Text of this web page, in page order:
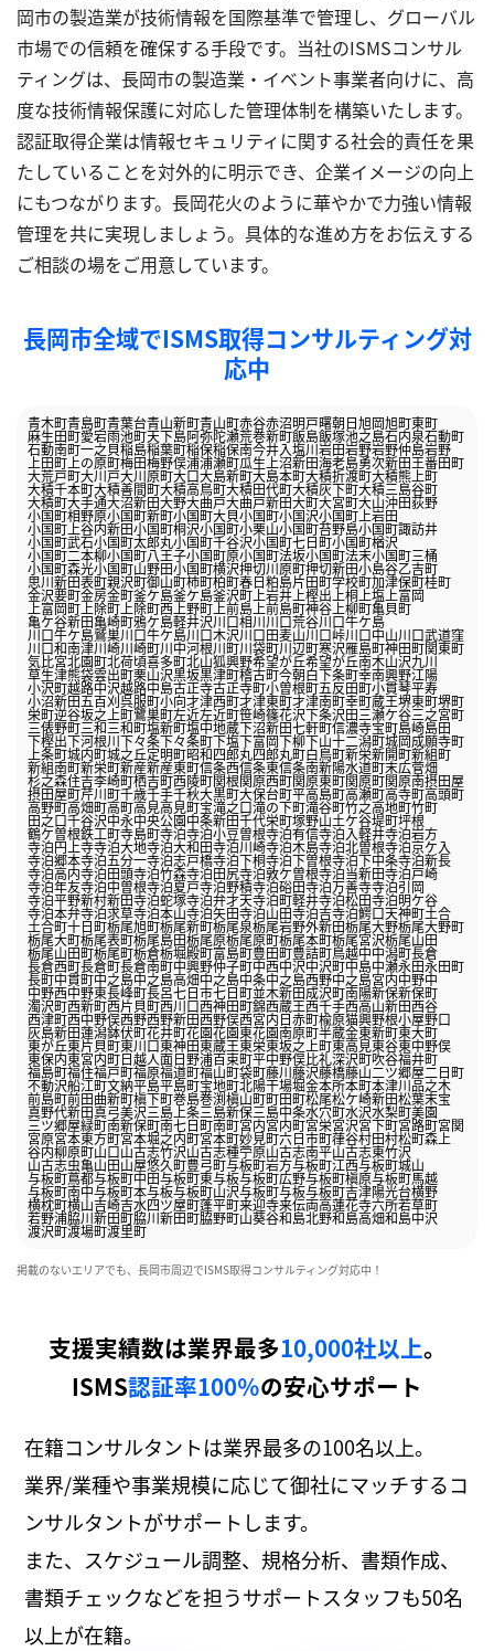
岡市の製造業が技術情報を国際基準で管理し、グローバル
市場での信頼を確保する手段です。当社のISMSコンサル
ティングは、長岡市の製造業・イベント事業者向けに、高
度な技術情報保護に対応した管理体制を構築いたします。
認証取得企業は情報セキュリティに関する社会的責任を果
たしていることを対外的に明示でき、企業イメージの向上
にもつながります。長岡花火のように華やかで力強い情報
管理を共に実現しましょう。具体的な進め方をお伝えする
ご相談の場をご用意しています。
長岡市全域でISMS取得コンサルティング対
応中
青木町青島町青葉台青山新町青山町赤谷赤沼明戸曙朝日旭岡旭町東町
麻生田町愛宕雨池町天下島阿弥陀瀬荒巻新町飯島飯塚池之島石内泉石動町
石動南町一之貝稲島稲葉町稲保稲保南今井入塩川岩田岩野岩野仲島岩野
上田町 上の原町梅田梅野俣浦浦瀬町瓜生上沼新田海老島勇次新田王番田町
大荒戸町大川戸大川原町大口大島新町大島本町大積折渡町大積熊上町
大積千本町大積善間町大積高鳥町大積田代町大積灰下町大積三島谷町
大積町大手通大沼新田大野大曲戸大曲戸新田大町大宮町大山沖田荻野
小国町相野原小国町新町小国町大貝小国町小国沢小国町上岩田
小国町上谷内新田小国町桐沢小国町小栗山小国町苔野島小国町諏訪井
小国町武石小国町太郎丸小国町千谷沢小国町七日町小国町楢沢
小国町二本柳小国町八王子小国町原小国町法坂小国町法末小国町三桶
小国町森光小国町山野田小国町横沢押切川原町押切新田小島谷乙吉町
思川新田表町親沢町御山町柿町柏町春日粕島片田町学校町加津保町桂町
金沢要町金房金町釜ケ島釜ケ島釜沢町上岩井上樫出 上桐 上塩上富岡
上富岡町上除町 上除町西上野町上前島 上前島町神谷 上柳町亀貝町
亀ケ谷新田亀崎町鴉ケ島軽井沢川口相川川口荒谷川口牛ケ島
川口牛ケ島鷲巣川口牛ケ島川口木沢川口田麦山川口峠川口中山川口武道窪
川口和南津川崎川崎町川中河根川町川袋町川辺町寒沢雁島町神田町関東町
気比宮北園町北荷頃喜多町北山狐興野希望が丘希望が丘南木山沢九川
草生津熊袋雲出町栗山沢黒坂黒津町稽古町今朝白下条町幸南興野江陽
小沢町越路中沢越路中島古正寺古正寺町小曽根町五反田町小貫琴平寿
小沼新田五百刈呉服町小向才津西町才津東町才津南町幸町蔵王堺東町堺町
栄町逆谷坂之上町鷺巣町左近左近町笹崎篠花沢下条沢田三瀬ケ谷三之宮町
三俵野町三和三和町塩新町塩中地蔵下沼新田七軒町信濃寺宝町島崎島田
下樫出下河根川下々条下々条町下塩下富岡下柳下山十二潟町城岡成願寺町
上条町城内町城之丘定明町昭和四郎丸四郎丸町白鳥町新栄新開町新組町
新組南町新栄町新産新産東町信条西信条東信条南新陽水道町末広菅畑
杉之森住吉李崎町栖吉町西陵町関根関原西町関原東町関原町関原南摂田屋
摂田屋町芹川町千歳千手千秋大黒町大保台町平高島町高瀬町高寺町高頭町
高野町高畑町高町高見高見町宝滝之口滝の下町滝谷町竹之高地町竹町
田之口千谷沢中永中央公園中条新田千代栄町塚野山土ケ谷堤町坪根
鶴ケ曽根鉄工町寺島町寺泊寺泊小豆曽根寺泊有信寺泊入軽井寺泊岩方
寺泊円上寺寺泊大地寺泊大和田寺泊川崎寺泊木島寺泊北曽根寺泊京ケ入
寺泊郷本寺泊五分一寺泊志戸橋寺泊下桐寺泊下曽根寺泊下中条寺泊新長
寺泊高内寺泊田頭寺泊竹森寺泊田尻寺泊敦ケ曽根寺泊当新田寺泊戸崎
寺泊年友寺泊中曽根寺泊夏戸寺泊野積寺泊硲田寺泊万善寺寺泊引岡
寺泊平野新村新田寺泊蛇塚寺泊弁才天寺泊町軽井寺泊松田寺泊明ケ谷
寺泊本弁寺泊求草寺泊本山寺泊矢田寺泊山田寺泊吉寺泊鰐口天神町土合
土合町十日町栃尾旭町栃尾新町栃尾泉栃尾岩野外新田栃尾大野栃尾大野町
栃尾大町栃尾表町栃尾島田栃尾原栃尾原町栃尾本町栃尾宮沢栃尾山田
栃尾山田町栃尾町栃倉栃堀殿町富島町豊田町豊詰町鳥越中中潟町長倉
長倉西町長倉町長倉南町中興野仲子町中西中沢中沢町中島中瀬永田永田町
長町中貫町中之島中之島高畑中之島中条中之島西野中之島宮内中野中
中野西中野東長峰町長呂七日市七日町並木新田成沢町南陽新保新保町
濁沢町西新町西片貝町西川口西神田町錦西蔵王西千手西高山新田西谷
西津町西中野俣西野西野新田西野俣西宮内日赤町楡原猫興野根小屋野口
灰島新田蓮潟鉢伏町花井町花園花園東花園南原町半蔵金東新町東大町
東が丘東片貝町東川口東神田東蔵王東栄東坂之上町東高見東谷東中野俣
東保内東宮内町日越人面日野浦百束町平中野俣比礼深沢町吹谷福井町
福島町福住福戸町福原福道町福山町袋町藤川藤沢藤橋藤山二ツ郷屋二日町
不動沢船江町文納平島平島町宝地町北陽干場堀金本所本町本津川品之木
前島町前田曲新町槇下町巻島巻渕槇山町町田町松尾松ケ崎新田松葉末宝
真野代新田真弓美沢三島上条三島新保三島中条水穴町水沢水梨町美園
三ツ郷屋緑町南新保町南七日町南町宮内宮内町宮栄宮沢宮下町宮路町宮関
宮原宮本東方町宮本堀之内町宮本町妙見町六日市町葎谷村田村松町森上
谷内柳原町山口山古志竹沢山古志種苧原山古志南平山古志東竹沢
山古志虫亀山田山屋悠久町豊弓町与板町岩方与板町江西与板町城山
与板町蔦都与板町中田与板町東与板与板町広野与板町槇原与板町馬越
与板町南中与板町本与板与板町山沢与板町与板与板町吉津陽光台横野
横枕町横山吉崎吉水四ツ屋町蓬平町来迎寺来伝両高蓮花寺六所若草町
若野浦脇川新田町脇川新田町脇野町山葵谷和島北野和島高畑和島中沢
渡沢町渡場町渡里町
掲載のないエリアでも、長岡市周辺でISMS取得コンサルティング対応中！
支援実績数は業界最多10,000社以上。
ISMS認証率100％の安心サポート
在籍コンサルタントは業界最多の100名以上。
業界/業種や事業規模に応じて御社にマッチするコ
ンサルタントがサポートします。
また、スケジュール調整、規格分析、書類作成、
書類チェックなどを担うサポートスタッフも50名
以上が在籍。